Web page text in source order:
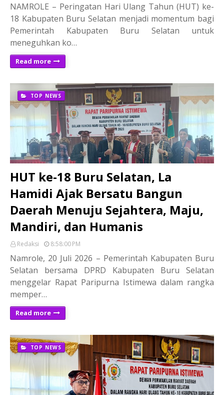
NAMROLE – Peringatan Hari Ulang Tahun (HUT) ke-
18 Kabupaten Buru Selatan menjadi momentum bagi
Pemerintah Kabupaten Buru Selatan untuk
meneguhkan ko…
Read more
TOP NEWS
HUT ke-18 Buru Selatan, La
Hamidi Ajak Bersatu Bangun
Daerah Menuju Sejahtera, Maju,
Mandiri, dan Humanis
Redaksi 8:58:00 PM
Namrole, 20 Juli 2026 – Pemerintah Kabupaten Buru
Selatan bersama DPRD Kabupaten Buru Selatan
menggelar Rapat Paripurna Istimewa dalam rangka
memper…
Read more
TOP NEWS